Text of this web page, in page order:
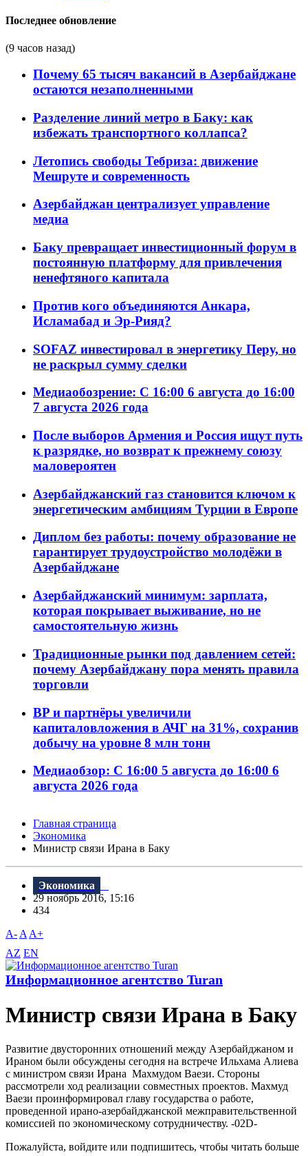
Последнее обновление
(9 часов назад)
Почему 65 тысяч вакансий в Азербайджане
остаются незаполненными
Разделение линий метро в Баку: как
избежать транспортного коллапса?
Летопись свободы Тебриза: движение
Мешруте и современность
Азербайджан централизует управление
медиа
Баку превращает инвестиционный форум в
постоянную платформу для привлечения
ненефтяного капитала
Против кого объединяются Анкара,
Исламабад и Эр-Рияд?
SOFAZ инвестировал в энергетику Перу, но
не раскрыл сумму сделки
Медиаобозрение: С 16:00 6 августа до 16:00
7 августа 2026 года
После выборов Армения и Россия ищут путь
к разрядке, но возврат к прежнему союзу
маловероятен
Азербайджанский газ становится ключом к
энергетическим амбициям Турции в Европе
Диплом без работы: почему образование не
гарантирует трудоустройство молодёжи в
Азербайджане
Азербайджанский минимум: зарплата,
которая покрывает выживание, но не
самостоятельную жизнь
Традиционные рынки под давлением сетей:
почему Азербайджану пора менять правила
торговли
BP и партнёры увеличили
капиталовложения в АЧГ на 31%, сохранив
добычу на уровне 8 млн тонн
Медиаобзор: С 16:00 5 августа до 16:00 6
августа 2026 года
Главная страница
Экономика
Министр связи Ирана в Баку
Экономика
29 ноябрь 2016, 15:16
434
A- A A+
AZ EN
Информационное агентство Turan
Министр связи Ирана в Баку
Развитие двусторонних отношений между Азербайджаном и
Ираном были обсуждены сегодня на встрече Ильхама Алиева
с министром связи Ирана Махмудом Ваези. Стороны
рассмотрели ход реализации совместных проектов. Махмуд
Ваези проинформировал главу государства о работе,
проведенной ирано-азербайджанской межправительственной
комиссией по экономическому сотрудничеству. -02D-
Пожалуйста, войдите или подпишитесь, чтобы читать больше